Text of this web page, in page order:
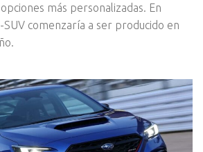
más personalizadas. En
comenzaría a ser producido en